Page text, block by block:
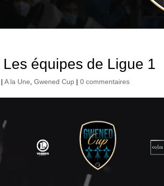
équipes de Ligue 1
|A la Une,Gwened Cup |0 commentaires